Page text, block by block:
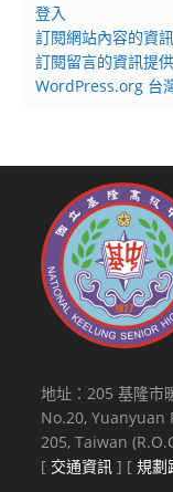
登入
訂閱網站內容的資
訂閱留言的資訊提供
WordPress.org 台
地址：205 基隆市
No.20,
205, Taiwan
[ 交通資訊 ] [規劃